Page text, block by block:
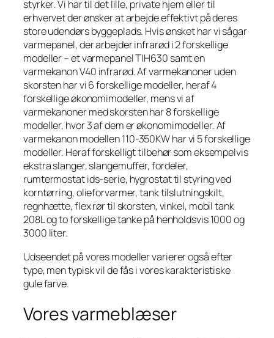
styrker. Vi har til det lille, private hjem eller til
erhvervet der ønsker at arbejde effektivt på deres
store udendørs byggeplads. Hvis ønsket har vi sågar
varmepanel, der arbejder infrarød i 2 forskellige
modeller – et varmepanel TIH630 samt en
varmekanon V40 infrarød. Af varmekanoner uden
skorsten har vi 6 forskellige modeller, heraf 4
forskellige økonomimodeller, mens vi af
varmekanoner med skorsten har 8 forskellige
modeller, hvor 3 af dem er økonomimodeller. Af
varmekanon modellen 110-350KW har vi 5 forskellige
modeller. Heraf forskelligt tilbehør som eksempelvis
ekstra slanger, slangemuffer, fordeler,
rumtermostat ids-serie, hygrostat til styring ved
korntørring, olieforvarmer, tank tilslutningskilt,
regnhætte, flex rør til skorsten, vinkel, mobil tank
208L og to forskellige tanke på henholdsvis 1000 og
3000 liter.
Udseendet på vores modeller varierer også efter
type, men typisk vil de fås i vores karakteristiske
gule farve.
Vores varmeblæser